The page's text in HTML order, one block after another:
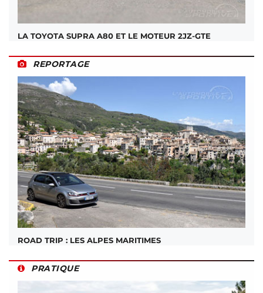
LA TOYOTA SUPRA A80 ET LE MOTEUR 2JZ-GTE
REPORTAGE
ROAD TRIP : LES ALPES MARITIMES
PRATIQUE